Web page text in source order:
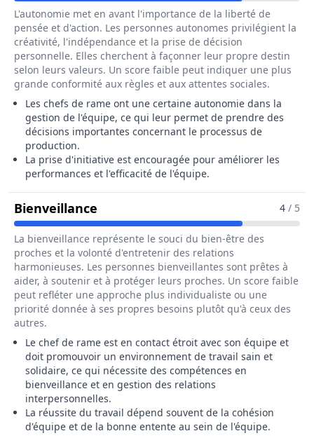
L'autonomie met en avant l'importance de la liberté de
pensée et d'action. Les personnes autonomes privilégient la
créativité, l'indépendance et la prise de décision
personnelle. Elles cherchent à façonner leur propre destin
selon leurs valeurs. Un score faible peut indiquer une plus
grande conformité aux règles et aux attentes sociales.
Les chefs de rame ont une certaine autonomie dans la
gestion de l'équipe, ce qui leur permet de prendre des
décisions importantes concernant le processus de
production.
La prise d'initiative est encouragée pour améliorer les
performances et l'efficacité de l'équipe.
Bienveillance Pour Le Métier De Chef / Cheffe
4 / 5
La bienveillance représente le souci du bien-être des
proches et la volonté d'entretenir des relations
harmonieuses. Les personnes bienveillantes sont prêtes à
aider, à soutenir et à protéger leurs proches. Un score faible
peut refléter une approche plus individualiste ou une
priorité donnée à ses propres besoins plutôt qu'à ceux des
autres.
Le chef de rame est en contact étroit avec son équipe et
doit promouvoir un environnement de travail sain et
solidaire, ce qui nécessite des compétences en
bienveillance et en gestion des relations
interpersonnelles.
La réussite du travail dépend souvent de la cohésion
d'équipe et de la bonne entente au sein de l'équipe.